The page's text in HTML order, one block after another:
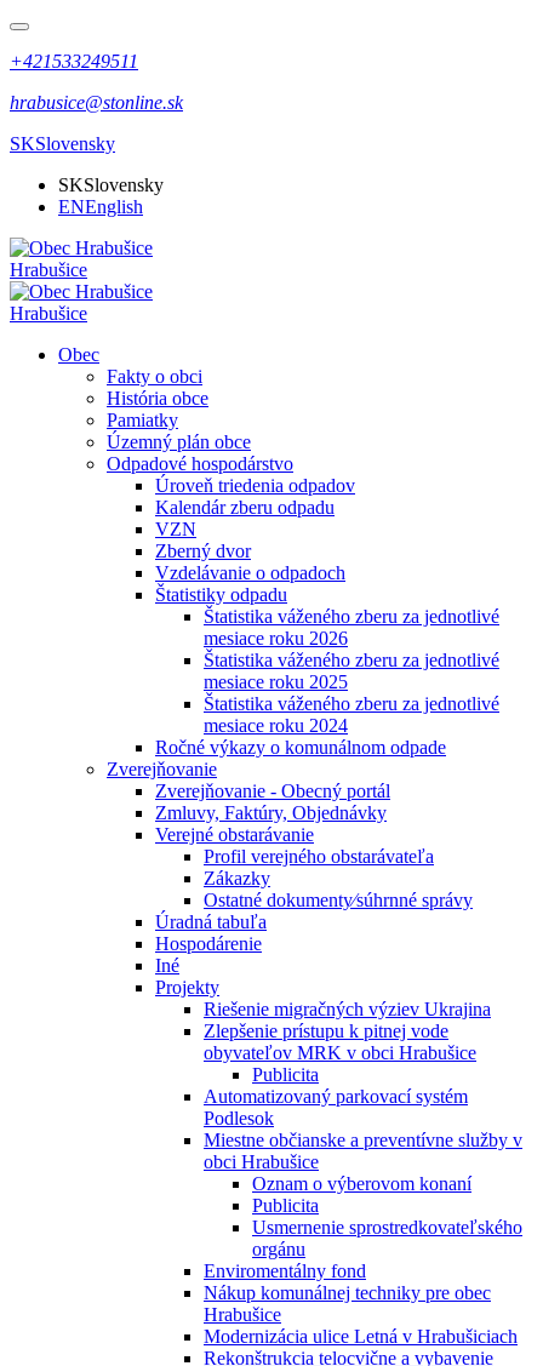
+421533249511
hrabusice@stonline.sk
SKSlovensky
SKSlovensky
ENEnglish
Hrabušice
Hrabušice
Obec
Fakty o obci
História obce
Pamiatky
Územný plán obce
Odpadové hospodárstvo
Úroveň triedenia odpadov
Kalendár zberu odpadu
VZN
Zberný dvor
Vzdelávanie o odpadoch
Štatistiky odpadu
Štatistika váženého zberu za jednotlivé
mesiace roku 2026
Štatistika váženého zberu za jednotlivé
mesiace roku 2025
Štatistika váženého zberu za jednotlivé
mesiace roku 2024
Ročné výkazy o komunálnom odpade
Zverejňovanie
Zverejňovanie - Obecný portál
Zmluvy, Faktúry, Objednávky
Verejné obstarávanie
Profil verejného obstarávateľa
Zákazky
Ostatné dokumenty⁄súhrnné správy
Úradná tabuľa
Hospodárenie
Iné
Projekty
Riešenie migračných výziev Ukrajina
Zlepšenie prístupu k pitnej vode
obyvateľov MRK v obci Hrabušice
Publicita
Automatizovaný parkovací systém
Podlesok
Miestne občianske a preventívne služby v
obci Hrabušice
Oznam o výberovom konaní
Publicita
Usmernenie sprostredkovateľského
orgánu
Enviromentálny fond
Nákup komunálnej techniky pre obec
Hrabušice
Modernizácia ulice Letná v Hrabušiciach
Rekonštrukcia telocvične a vybavenie